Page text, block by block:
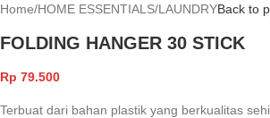
Home/HOME ESSENTIALS/LAUNDRYBack to
FOLDING HANGER 30 STICK
Rp 79.500
Terbuat dari bahan plastik yang berkualitas